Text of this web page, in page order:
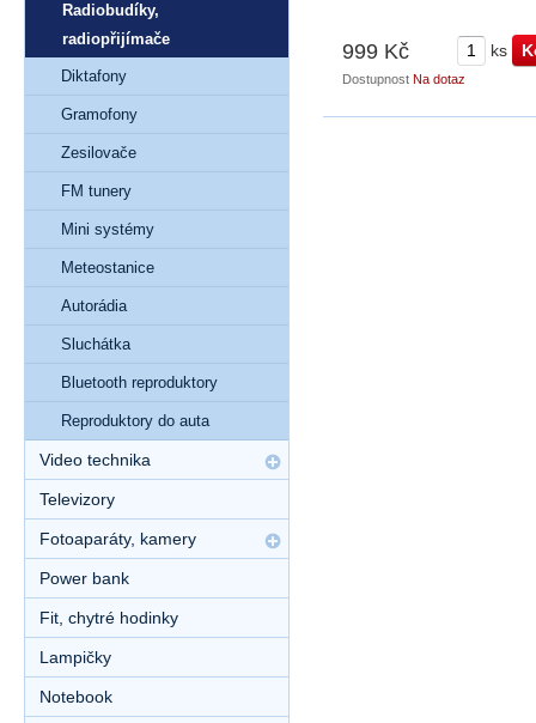
999 Kč ks
Dostupnost Na dotaz
Radiobudíky,
radiopřijímače
Diktafony
Gramofony
Zesilovače
FM tunery
Mini systémy
Meteostanice
Autorádia
Sluchátka
Bluetooth reproduktory
Reproduktory do auta
Video technika
Televizory
Fotoaparáty, kamery
Power bank
Fit, chytré hodinky
Lampičky
Notebook